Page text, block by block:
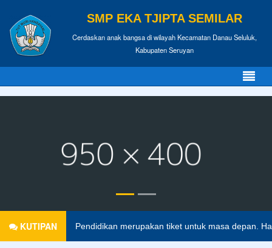
SMP EKA TJIPTA SEMILAR
Cerdaskan anak bangsa di wilayah Kecamatan Danau Seluluk,
Kabupaten Seruyan
KUTIPAN Pendidikan merupakan tiket untuk masa depan.